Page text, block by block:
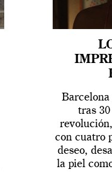
tras
con cuatro
deseo,
la piel